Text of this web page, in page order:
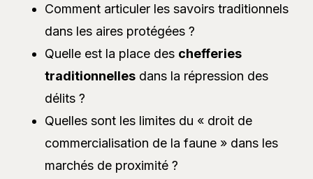
Comment articuler les savoirs traditionnels
dans les aires protégées ?
Quelle est la place des chefferies
traditionnelles dans la répression des
délits ?
Quelles sont les limites du « droit de
commercialisation de la faune » dans les
marchés de proximité ?